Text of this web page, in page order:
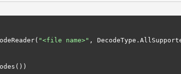
"<file name>" , DecodeType.